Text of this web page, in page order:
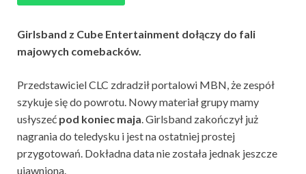
Girlsband z Cube Entertainment dołączy do fali
majowych comebacków.
Przedstawiciel CLC zdradził portalowi MBN, że zespół
szykuje się do powrotu. Nowy materiał grupy mamy
usłyszeć pod koniec maja. Girlsband zakończył już
nagrania do teledysku i jest na ostatniej prostej
przygotowań. Dokładna data nie została jednak jeszcze
ujawniona.